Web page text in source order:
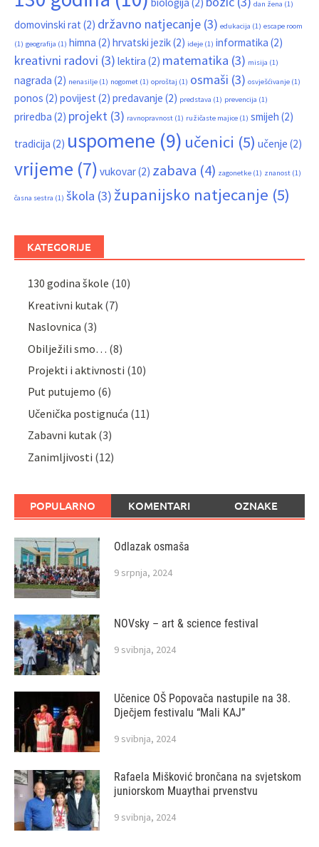
biologija (2) dan žena (1)
domovinski rat (2) državno natjecanje (3) edukacija (1) escape room
(1) geografija (1) himna (2) hrvatski jezik(2) ideje (1) informatika (2)
kreativni radovi (3) lektira (2) matematika (3) misija (1)
nagrada (2) nenasilje (1) nogomet (1) oproštaj (1) osmaši (3) osvješćivanje (1)
ponos (2) povijest (2) predavanje (2) predstava (1) prevencija (1)
priredba (2) projekt (3) ravnopravnost (1) ružičaste majice (1) smijeh (2)
tradicija (2) uspomene (9) učenici (5) učenje (2)
vrijeme (7) vukovar(2) zabava (4) zagonetke (1) znanost (1)
časna sestra (1) škola (3) županijsko natjecanje (5)
KATEGORIJE
130 godina škole (10)
Kreativni kutak (7)
Naslovnica (3)
Obilježili smo… (8)
Projekti i aktivnosti (10)
Put putujemo (6)
Učenička postignuća (11)
Zabavni kutak (3)
Zanimljivosti (12)
POPULARNO KOMENTARI OZNAKE
Odlazak osmaša
9 srpnja, 2024
NOVsky – art & science festival
9 svibnja, 2024
Učenice OŠ Popovača nastupile na 38.
Dječjem festivalu “Mali KAJ”
9 svibnja, 2024
Rafaela Mišković brončana na svjetskom
juniorskom Muaythai prvenstvu
9 svibnja, 2024